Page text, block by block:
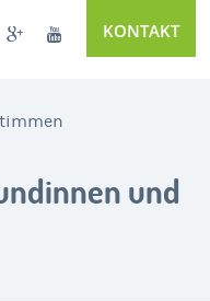
KONTAKT
und